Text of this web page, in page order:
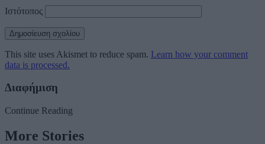
Ιστότοπος
This site uses Akismet to reduce spam. Learn how your comment
data is processed.
Διαφήμιση
Continue Reading
More Stories